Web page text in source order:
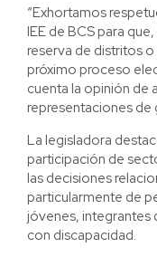
“Exhortamos
IEE de BCS para
reserva de distritos
próximo proceso
cuenta la opinión de
representaciones de
La legisladora
participación de
las decisiones
particularmente de
jóvenes, integrantes
con discapacidad.